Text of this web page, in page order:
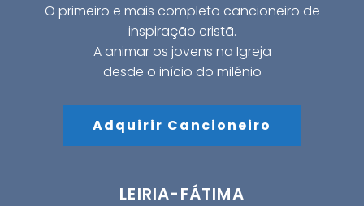
O primeiro e mais completo cancioneiro de
inspiração cristã.
A animar os jovens na Igreja
desde o início do milénio
Adquirir Cancioneiro
LEIRIA-FÁTIMA